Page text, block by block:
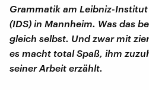
Grammatik am Leibniz-
(IDS) in Mannheim. Was das
gleich selbst. Und zwar mit
es macht total Spaß, ihm
seiner Arbeit erzählt.